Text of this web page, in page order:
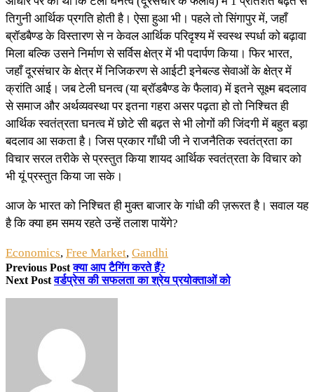
तिगुनी आर्थिक प्रगति होती है। ऐसा हुआ भी। पहले तो सिंगापुर में, जहाँ
ब्रॉडबैण्ड के विस्तारण से न केवल आर्थिक परिदृश्य में स्वस्थ स्पर्धा को बढ़ावा
मिला बल्कि उसने निर्माण से सर्विस क्षेत्र में भी पदार्पण किया। फिर भारत,
जहाँ दूरसंचार के क्षेत्र में निजिकरण से आईटी इनेबल्ड सेवाओं के क्षेत्र में
क्रांति आई। जब टेली घनत्व (या ब्रॉडबैण्ड के फैलाव) में इतने सूक्ष्म बदलाव
से समाज और अर्थव्यवस्था पर इतना गहरा असर पढ़ता हो तो निश्चित ही
आर्थिक स्वतंत्रता घनत्व में छोटे सी बढ़त से भी लोगों की जिंदगी में बहुत बड़ा
बदलाव आ सकता है। जिस प्रकार गाँधी जी ने राजनैतिक स्वतंत्रता का
विचार सरल तरीके से प्रस्तुत किया शायद आर्थिक स्वतंत्रता के विचार को
भी यूं प्रस्तुत किया जा सके।
आज के भारत को निश्चित ही मुक्त बाजार के गांधी की ज़रूरत है। सवाल यह
है कि क्या हम समय रहते उन्हें तलाश पायेंगे?
Economics, Free Market, Gandhi
Previous Post क्या आप टैगिंग करते हैं?
Next Post वर्डप्रेस की सफलता का श्रेय प्रयोक्ताओं को